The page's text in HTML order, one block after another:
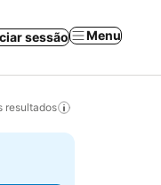
sessão Menu
resultados